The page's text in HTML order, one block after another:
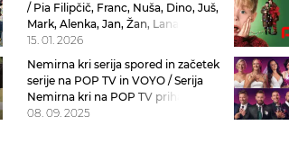
/ Pia Filipčič, Franc, Nuša, Dino, Juš,
Mark, Alenka, Jan, Žan, Lana, Dejan,
Urška, Gregor, Aleksandra, Ema, Žiga,
La Toya, Carmen in Igor
15. 01. 2026
Nemirna kri serija spored in začetek
serije na POP TV in VOYO / Serija
Nemirna kri na POP TV prihaja konec
septembra 2025
08. 09. 2025